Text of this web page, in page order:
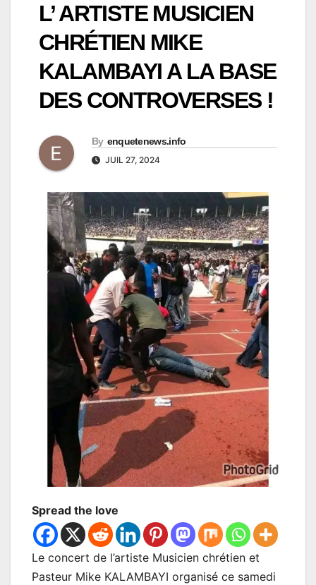
L’ ARTISTE MUSICIEN
CHRÉTIEN MIKE
KALAMBAYI A LA BASE
DES CONTROVERSES !
By enquetenews.info
JUIL 27, 2024
Spread the love
Le concert de l’artiste Musicien chrétien et
Pasteur Mike KALAMBAYI organisé ce samedi